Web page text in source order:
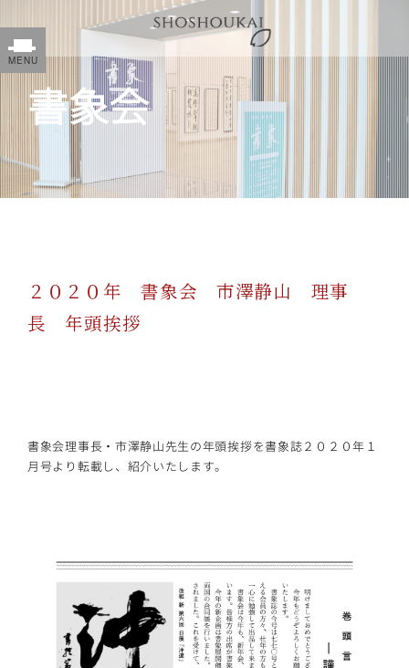
書象会
２０２０ 年 書象会 市澤静山 理事
長 年頭挨拶
書象会理事長・市澤静山先生の年頭挨拶を書象誌２０２０年１
月号より転載し、紹介いたします。